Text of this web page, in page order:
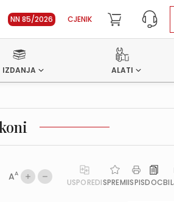
NN 85/2026 CJENIK
IZDANJA ALATI
AA
USPOREDISPREMIISPISDOC